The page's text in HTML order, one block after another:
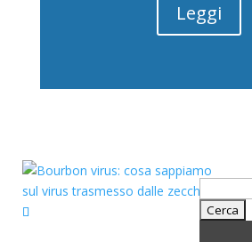
Leggi
Cerca: